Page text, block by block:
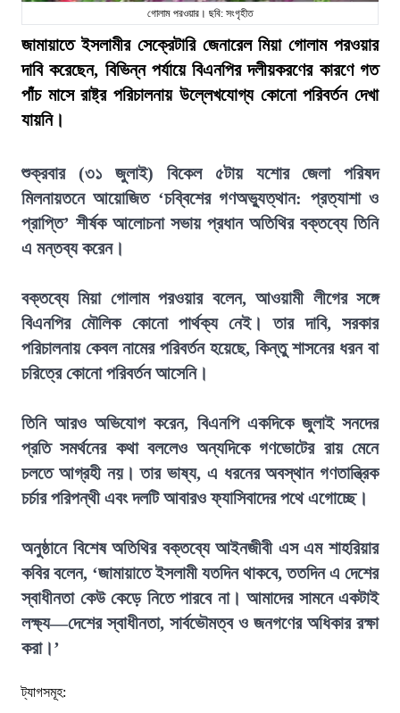
গোলাম পরওয়ার। ছবি: সংগৃহীত
জামায়াতে ইসলামীর সেক্রেটারি জেনারেল মিয়া গোলাম পরওয়ার
দাবি করেছেন, বিভিন্ন পর্যায়ে বিএনপির দলীয়করণের কারণে গত
পাঁচ মাসে রাষ্ট্র পরিচালনায় উল্লেখযোগ্য কোনো পরিবর্তন দেখা
যায়নি।
শুক্রবার (৩১ জুলাই) বিকেল ৫টায় যশোর জেলা পরিষদ
মিলনায়তনে আয়োজিত ‘চব্বিশের গণঅভ্যুত্থান: প্রত্যাশা ও
প্রাপ্তি’ শীর্ষক আলোচনা সভায় প্রধান অতিথির বক্তব্যে তিনি
এ মন্তব্য করেন।
বক্তব্যে মিয়া গোলাম পরওয়ার বলেন, আওয়ামী লীগের সঙ্গে
বিএনপির মৌলিক কোনো পার্থক্য নেই। তার দাবি, সরকার
পরিচালনায় কেবল নামের পরিবর্তন হয়েছে, কিন্তু শাসনের ধরন বা
চরিত্রে কোনো পরিবর্তন আসেনি।
তিনি আরও অভিযোগ করেন, বিএনপি একদিকে জুলাই সনদের
প্রতি সমর্থনের কথা বললেও অন্যদিকে গণভোটের রায় মেনে
চলতে আগ্রহী নয়। তার ভাষ্য, এ ধরনের অবস্থান গণতান্ত্রিক
চর্চার পরিপন্থী এবং দলটি আবারও ফ্যাসিবাদের পথে এগোচ্ছে।
অনুষ্ঠানে বিশেষ অতিথির বক্তব্যে আইনজীবী এস এম শাহরিয়ার
কবির বলেন, ‘জামায়াতে ইসলামী যতদিন থাকবে, ততদিন এ দেশের
স্বাধীনতা কেউ কেড়ে নিতে পারবে না। আমাদের সামনে একটাই
লক্ষ্য—দেশের স্বাধীনতা, সার্বভৌমত্ব ও জনগণের অধিকার রক্ষা
করা।’
ট্যাগসমূহ: